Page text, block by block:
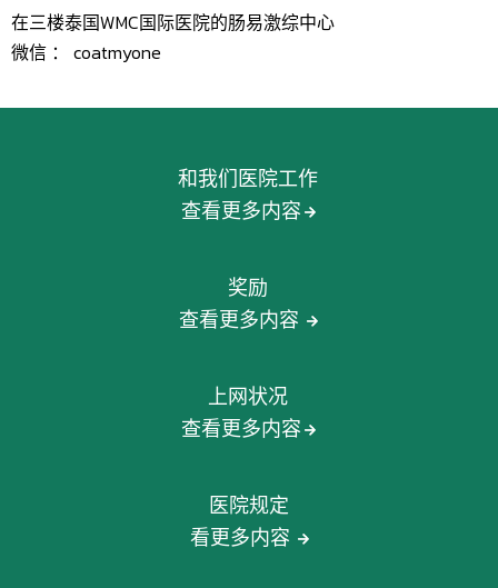
在三楼泰国WMC国际医院的肠易激综中心
微信 ： coatmyone
和我们医院工作
查看更多内容
奖励
查看更多内容
上网状况
查看更多内容
医院规定
看更多内容